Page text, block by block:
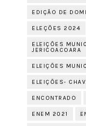
EDIÇÃO DE
ELEÇÕES 2024
ELEIÇÕES
JERICOACOARA
ELEIÇÕES
ELEIÇÕES-
ENCONTRADO
ENEM 2021